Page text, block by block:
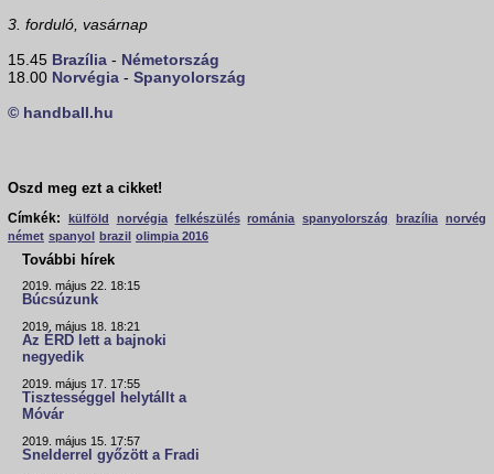
3. forduló, vasárnap
15.45 Brazília - Németország
18.00 Norvégia - Spanyolország
© handball.hu
Oszd meg ezt a cikket!
Címkék:
külföld norvégia felkészülés románia spanyolország brazília norvég
német spanyol brazil olimpia 2016
További hírek
2019. május 22. 18:15
Búcsúzunk
2019. május 18. 18:21
Az ÉRD lett a bajnoki
negyedik
2019. május 17. 17:55
Tisztességgel helytállt a
Móvár
2019. május 15. 17:57
Snelderrel győzött a Fradi